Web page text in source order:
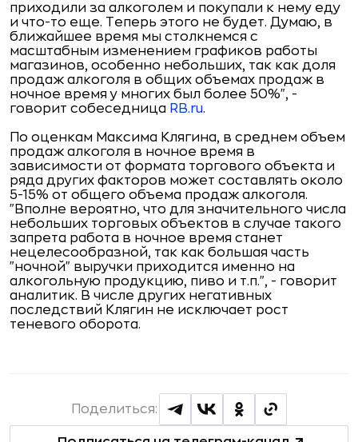
приходили за алкоголем и покупали к нему еду
и что-то еще. Теперь этого не будет. Думаю, в
ближайшее время мы столкнемся с
масштабным изменением графиков работы
магазинов, особенно небольших, так как доля
продаж алкоголя в общих объемах продаж в
ночное время у многих был более 50%", -
говорит собеседница RB.ru.
По оценкам Максима Клягина, в среднем объем
продаж алкоголя в ночное время в
зависимости от формата торгового объекта и
ряда других факторов может составлять около
5-15% от общего объема продаж алкоголя.
"Вполне вероятно, что для значительного числа
небольших торговых объектов в случае такого
запрета работа в ночное время станет
нецелесообразной, так как большая часть
"ночной" выручки приходится именно на
алкогольную продукцию, пиво и т.п.", - говорит
аналитик. В числе других негативных
последствий Клягин не исключает рост
теневого оборота.
Поделиться: